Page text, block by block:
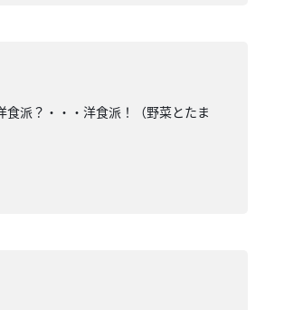
派？・・・洋食派！（野菜とたま